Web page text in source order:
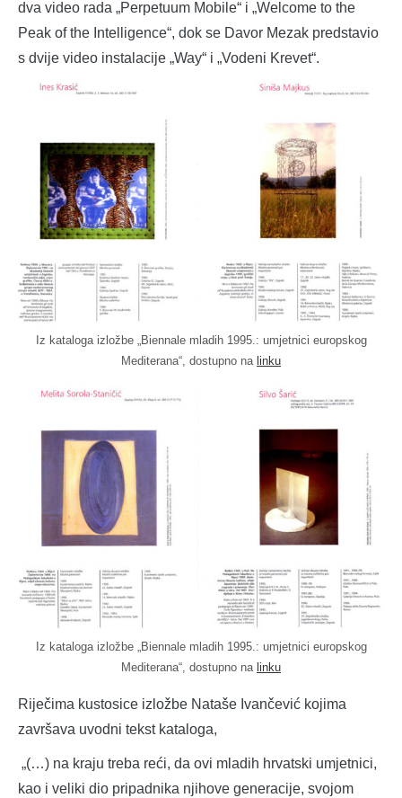
dva video rada „Perpetuum Mobile“ i „Welcome to the
Peak of the Intelligence“, dok se Davor Mezak predstavio
s dvije video instalacije „Way“ i „Vodeni Krevet“.
Iz kataloga izložbe „Biennale mladih 1995.: umjetnici europskog
Mediterana“, dostupno na linku
Iz kataloga izložbe „Biennale mladih 1995.: umjetnici europskog
Mediterana“, dostupno na linku
Riječima kustosice izložbe Nataše Ivančević kojima
završava uvodni tekst kataloga,
„(…) na kraju treba reći, da ovi mladih hrvatski umjetnici,
kao i veliki dio pripadnika njihove generacije, svojom